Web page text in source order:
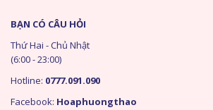
BẠN CÓ CÂU HỎI
Thứ Hai - Chủ Nhật
(6:00 - 23:00)
Hotline: 0777.091.090
Facebook: Hoaphuongthao